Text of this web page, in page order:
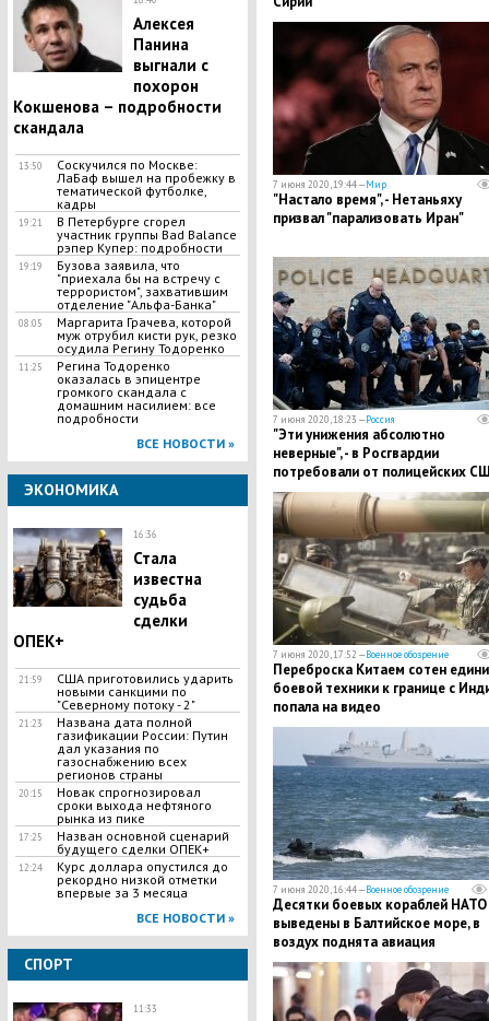
​Алексея
Панина
выгнали с
похорон
Кокшенова – подробности
скандала
13:50
​Соскучился по Москве:
ЛаБаф вышел на пробежку в
тематической футболке,
кадры
19:21
В Петербурге сгорел
участник группы Bad Balance
рэпер Купер: подробности
19:19
Бузова заявила, что
"приехала бы на встречу с
террористом", захватившим
отделение "Альфа-Банка"
08:05
Маргарита Грачева, которой
муж отрубил кисти рук, резко
осудила Регину Тодоренко
11:25
Регина Тодоренко
оказалась в эпицентре
громкого скандала с
домашним насилием: все
подробности
ВСЕ НОВОСТИ »
ЭКОНОМИКА
16:36
Стала
известна
судьба
сделки
ОПЕК+
21:59
США приготовились ударить
новыми санкцими по
"Северному потоку - 2"
21:23
Названа дата полной
газификации России: Путин
дал указания по
газоснабжению всех
регионов страны
20:15
Новак спрогнозировал
сроки выхода нефтяного
рынка из пике
17:25
Назван основной сценарий
будущего сделки ОПЕК+
12:24
Курс доллара опустился до
рекордно низкой отметки
впервые за 3 месяца
ВСЕ НОВОСТИ »
СПОРТ
11:33
7 июня 2020, 19:44 —Мир
"Настало время", - Нетаньяху
призвал "парализовать Иран"
7 июня 2020, 18:23 —Россия
"Эти унижения абсолютно
неверные", - в Росгвардии
потребовали от полицейских
не преклонять колени
7 июня 2020, 17:52 —Военное обозрение
Переброска Китаем сотен
боевой техники к границе с
попала на видео
7 июня 2020, 16:44 —Военное обозрение
Десятки боевых кораблей НАТО
выведены в Балтийское море, в
воздух поднята авиация